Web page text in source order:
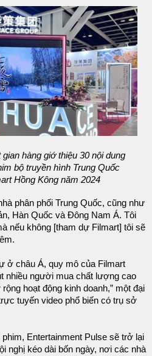
hàng giớ thiệu 30 nội dung
bộ truyền hình Trung Quốc
Hồng Kông năm 2024
phân phối Trung Quốc, cũng như
Hàn Quốc và Đông Nam Á. Tôi
nếu không [tham dự Filmart] tôi sẽ
ở châu Á, quy mô của Filmart
nhiều người mua chất lượng cao
hoạt động kinh doanh,” một đại
tuyến video phổ biến có trụ sở
Entertainment Pulse sẽ trở lại
nghị kéo dài bốn ngày, nơi các nhà